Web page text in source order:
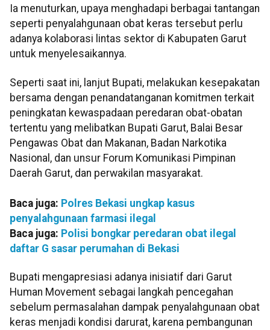
Ia menuturkan, upaya menghadapi berbagai tantangan
seperti penyalahgunaan obat keras tersebut perlu
adanya kolaborasi lintas sektor di Kabupaten Garut
untuk menyelesaikannya.
Seperti saat ini, lanjut Bupati, melakukan kesepakatan
bersama dengan penandatanganan komitmen terkait
peningkatan kewaspadaan peredaran obat-obatan
tertentu yang melibatkan Bupati Garut, Balai Besar
Pengawas Obat dan Makanan, Badan Narkotika
Nasional, dan unsur Forum Komunikasi Pimpinan
Daerah Garut, dan perwakilan masyarakat.
Baca juga: Polres Bekasi ungkap kasus
penyalahgunaan farmasi ilegal
Baca juga: Polisi bongkar peredaran obat ilegal
daftar G sasar perumahan di Bekasi
Bupati mengapresiasi adanya inisiatif dari Garut
Human Movement sebagai langkah pencegahan
sebelum permasalahan dampak penyalahgunaan obat
keras menjadi kondisi darurat, karena pembangunan